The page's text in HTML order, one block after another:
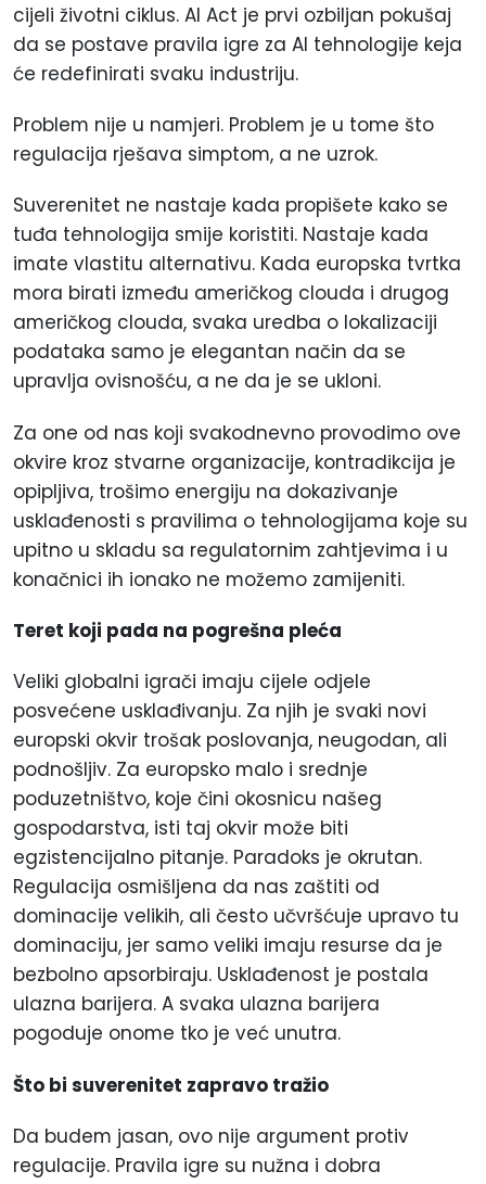
cijeli životni ciklus. AI Act je prvi ozbiljan pokušaj
da se postave pravila igre za AI tehnologije keja
će redefinirati svaku industriju.
Problem nije u namjeri. Problem je u tome što
regulacija rješava simptom, a ne uzrok.
Suverenitet ne nastaje kada propišete kako se
tuđa tehnologija smije koristiti. Nastaje kada
imate vlastitu alternativu. Kada europska tvrtka
mora birati između američkog clouda i drugog
američkog clouda, svaka uredba o lokalizaciji
podataka samo je elegantan način da se
upravlja ovisnošću, a ne da je se ukloni.
Za one od nas koji svakodnevno provodimo ove
okvire kroz stvarne organizacije, kontradikcija je
opipljiva, trošimo energiju na dokazivanje
usklađenosti s pravilima o tehnologijama koje su
upitno u skladu sa regulatornim zahtjevima i u
konačnici ih ionako ne možemo zamijeniti.
Teret koji pada na pogrešna pleća
Veliki globalni igrači imaju cijele odjele
posvećene usklađivanju. Za njih je svaki novi
europski okvir trošak poslovanja, neugodan, ali
podnošljiv. Za europsko malo i srednje
poduzetništvo, koje čini okosnicu našeg
gospodarstva, isti taj okvir može biti
egzistencijalno pitanje. Paradoks je okrutan.
Regulacija osmišljena da nas zaštiti od
dominacije velikih, ali često učvršćuje upravo tu
dominaciju, jer samo veliki imaju resurse da je
bezbolno apsorbiraju. Usklađenost je postala
ulazna barijera. A svaka ulazna barijera
pogoduje onome tko je već unutra.
Što bi suverenitet zapravo tražio
Da budem jasan, ovo nije argument protiv
regulacije. Pravila igre su nužna i dobra